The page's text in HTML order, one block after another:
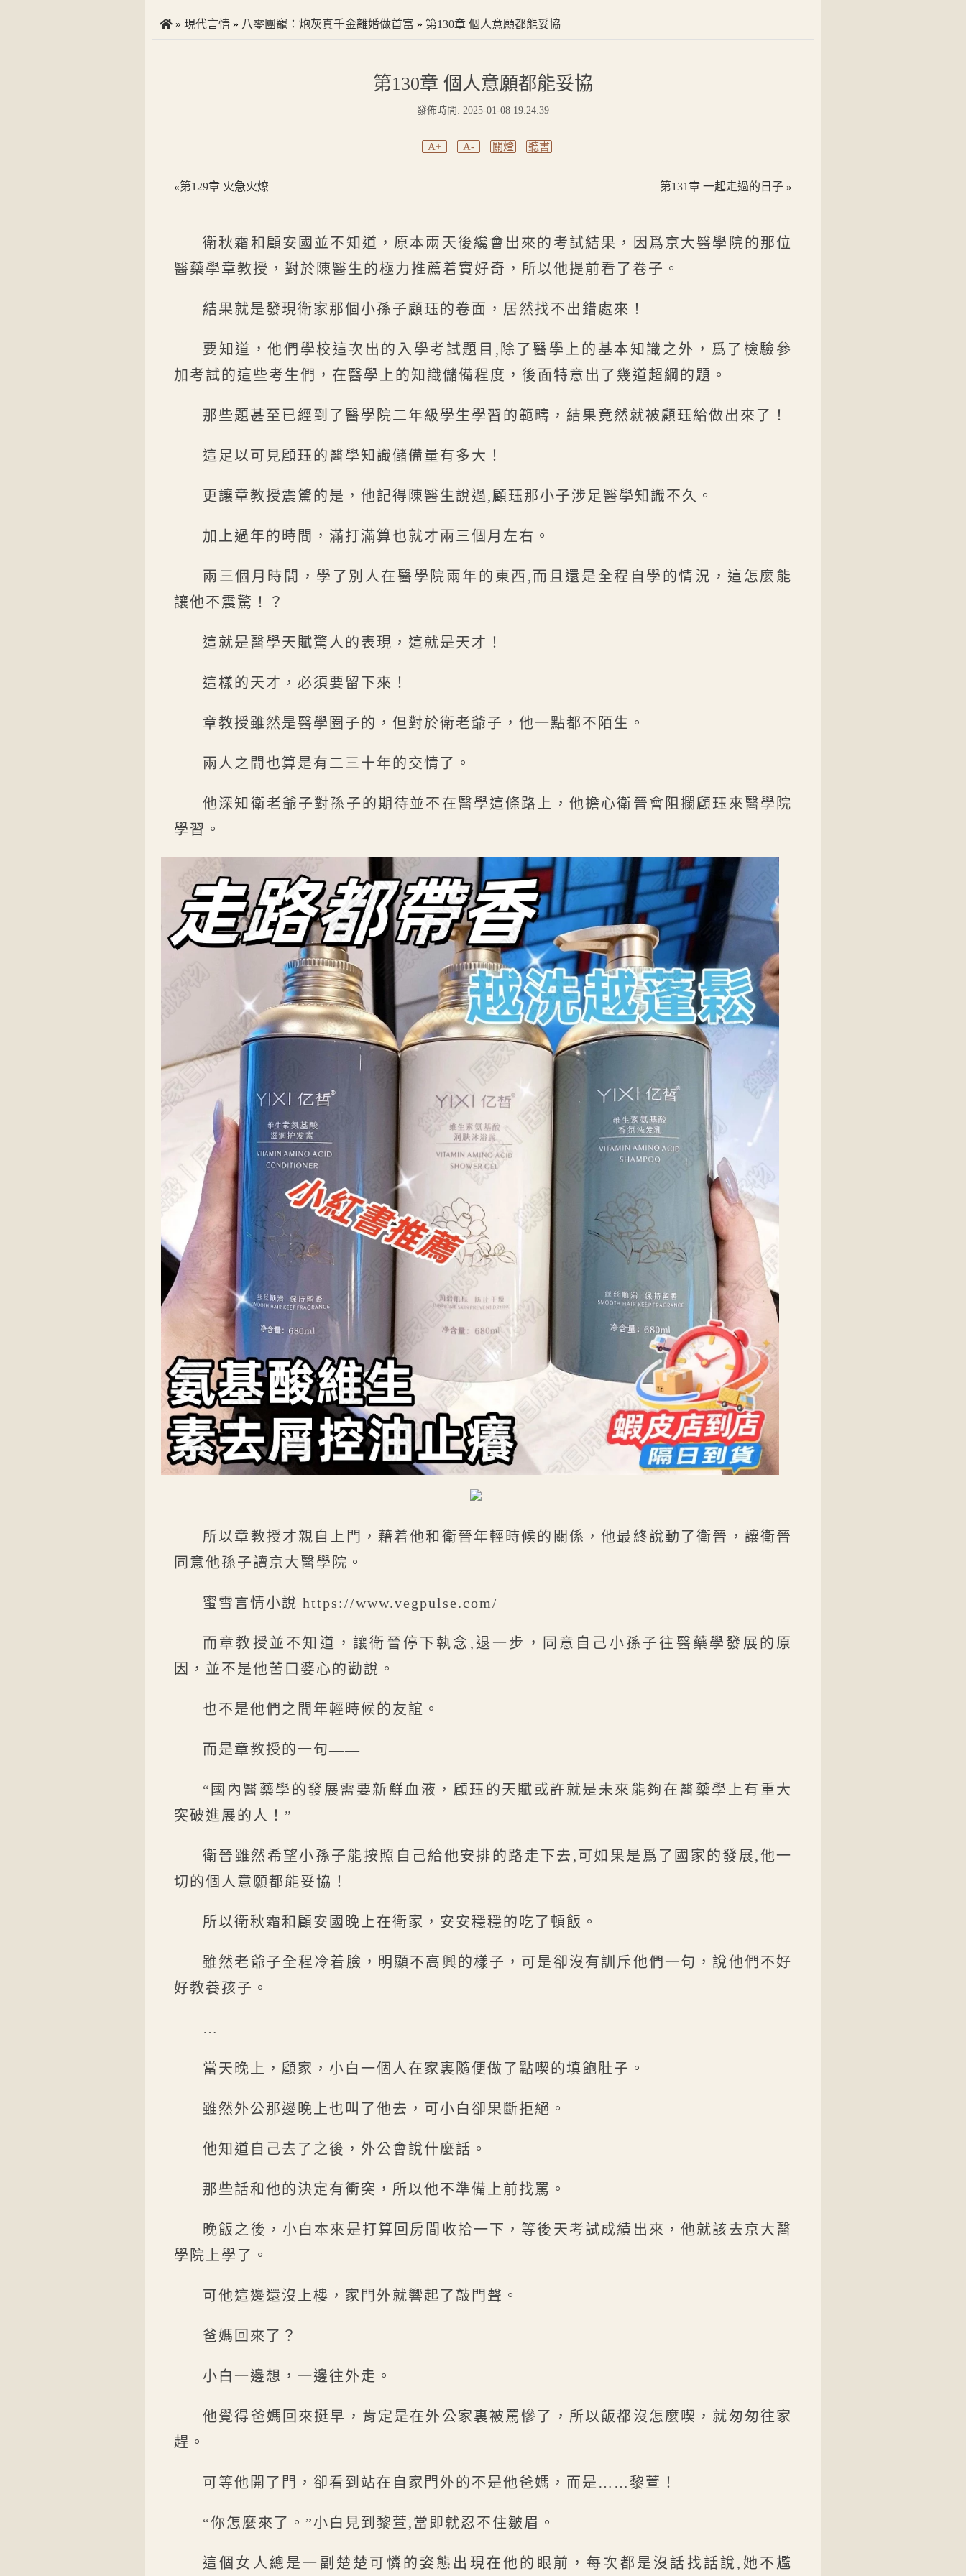
» 現代言情 » 八零團寵：炮灰真千金離婚做首富 » 第130章 個人意願都能妥協
第130章 個人意願都能妥協
發佈時間: 2025-01-08 19:24:39
A+ A- 關燈 聽書
«第129章 火急火燎 第131章 一起走過的日子»
衛秋霜和顧安國並不知道，原本兩天後纔會出來的考試結果，因爲京大醫學院的那位
醫藥學章教授，對於陳醫生的極力推薦着實好奇，所以他提前看了卷子。
結果就是發現衛家那個小孫子顧珏的卷面，居然找不出錯處來！
要知道，他們學校這次出的入學考試題目,除了醫學上的基本知識之外，爲了檢驗參
加考試的這些考生們，在醫學上的知識儲備程度，後面特意出了幾道超綱的題。
那些題甚至已經到了醫學院二年級學生學習的範疇，結果竟然就被顧珏給做出來了！
這足以可見顧珏的醫學知識儲備量有多大！
更讓章教授震驚的是，他記得陳醫生說過,顧珏那小子涉足醫學知識不久。
加上過年的時間，滿打滿算也就才兩三個月左右。
兩三個月時間，學了別人在醫學院兩年的東西,而且還是全程自學的情況，這怎麼能
讓他不震驚！？
這就是醫學天賦驚人的表現，這就是天才！
這樣的天才，必須要留下來！
章教授雖然是醫學圈子的，但對於衛老爺子，他一點都不陌生。
兩人之間也算是有二三十年的交情了。
他深知衛老爺子對孫子的期待並不在醫學這條路上，他擔心衛晉會阻攔顧珏來醫學院
學習。
所以章教授才親自上門，藉着他和衛晉年輕時候的關係，他最終說動了衛晉，讓衛晉
同意他孫子讀京大醫學院。
蜜雪言情小說 https://www.vegpulse.com/
而章教授並不知道，讓衛晉停下執念,退一步，同意自己小孫子往醫藥學發展的原
因，並不是他苦口婆心的勸說。
也不是他們之間年輕時候的友誼。
而是章教授的一句——
“國內醫藥學的發展需要新鮮血液，顧珏的天賦或許就是未來能夠在醫藥學上有重大
突破進展的人！”
衛晉雖然希望小孫子能按照自己給他安排的路走下去,可如果是爲了國家的發展,他一
切的個人意願都能妥協！
所以衛秋霜和顧安國晚上在衛家，安安穩穩的吃了頓飯。
雖然老爺子全程冷着臉，明顯不高興的樣子，可是卻沒有訓斥他們一句，說他們不好
好教養孩子。
…
當天晚上，顧家，小白一個人在家裏隨便做了點喫的填飽肚子。
雖然外公那邊晚上也叫了他去，可小白卻果斷拒絕。
他知道自己去了之後，外公會說什麼話。
那些話和他的決定有衝突，所以他不準備上前找罵。
晚飯之後，小白本來是打算回房間收拾一下，等後天考試成績出來，他就該去京大醫
學院上學了。
可他這邊還沒上樓，家門外就響起了敲門聲。
爸媽回來了？
小白一邊想，一邊往外走。
他覺得爸媽回來挺早，肯定是在外公家裏被罵慘了，所以飯都沒怎麼喫，就匆匆往家
趕。
可等他開了門，卻看到站在自家門外的不是他爸媽，而是……黎萱！
“你怎麼來了。”小白見到黎萱,當即就忍不住皺眉。
這個女人總是一副楚楚可憐的姿態出現在他的眼前，每次都是沒話找話說,她不尷